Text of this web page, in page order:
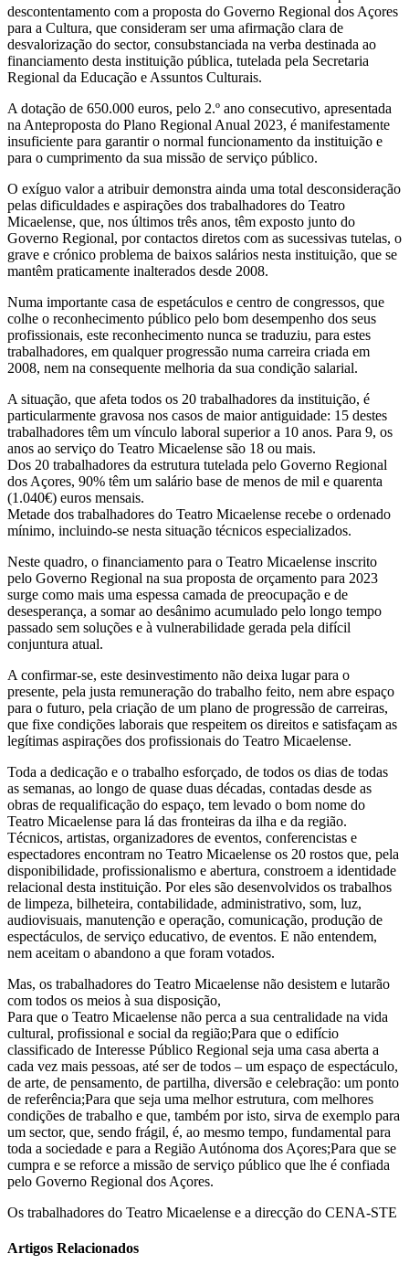
descontentamento com a proposta do Governo Regional dos Açores
para a Cultura, que consideram ser uma afirmação clara de
desvalorização do sector, consubstanciada na verba destinada ao
financiamento desta instituição pública, tutelada pela Secretaria
Regional da Educação e Assuntos Culturais.
A dotação de 650.000 euros, pelo 2.º ano consecutivo, apresentada
na Anteproposta do Plano Regional Anual 2023, é manifestamente
insuficiente para garantir o normal funcionamento da instituição e
para o cumprimento da sua missão de serviço público.
O exíguo valor a atribuir demonstra ainda uma total desconsideração
pelas dificuldades e aspirações dos trabalhadores do Teatro
Micaelense, que, nos últimos três anos, têm exposto junto do
Governo Regional, por contactos diretos com as sucessivas tutelas, o
grave e crónico problema de baixos salários nesta instituição, que se
mantêm praticamente inalterados desde 2008.
Numa importante casa de espetáculos e centro de congressos, que
colhe o reconhecimento público pelo bom desempenho dos seus
profissionais, este reconhecimento nunca se traduziu, para estes
trabalhadores, em qualquer progressão numa carreira criada em
2008, nem na consequente melhoria da sua condição salarial.
A situação, que afeta todos os 20 trabalhadores da instituição, é
particularmente gravosa nos casos de maior antiguidade: 15 destes
trabalhadores têm um vínculo laboral superior a 10 anos. Para 9, os
anos ao serviço do Teatro Micaelense são 18 ou mais.
Dos 20 trabalhadores da estrutura tutelada pelo Governo Regional
dos Açores, 90% têm um salário base de menos de mil e quarenta
(1.040€) euros mensais.
Metade dos trabalhadores do Teatro Micaelense recebe o ordenado
mínimo, incluindo-se nesta situação técnicos especializados.
Neste quadro, o financiamento para o Teatro Micaelense inscrito
pelo Governo Regional na sua proposta de orçamento para 2023
surge como mais uma espessa camada de preocupação e de
desesperança, a somar ao desânimo acumulado pelo longo tempo
passado sem soluções e à vulnerabilidade gerada pela difícil
conjuntura atual.
A confirmar-se, este desinvestimento não deixa lugar para o
presente, pela justa remuneração do trabalho feito, nem abre espaço
para o futuro, pela criação de um plano de progressão de carreiras,
que fixe condições laborais que respeitem os direitos e satisfaçam as
legítimas aspirações dos profissionais do Teatro Micaelense.
Toda a dedicação e o trabalho esforçado, de todos os dias de todas
as semanas, ao longo de quase duas décadas, contadas desde as
obras de requalificação do espaço, tem levado o bom nome do
Teatro Micaelense para lá das fronteiras da ilha e da região.
Técnicos, artistas, organizadores de eventos, conferencistas e
espectadores encontram no Teatro Micaelense os 20 rostos que, pela
disponibilidade, profissionalismo e abertura, constroem a identidade
relacional desta instituição. Por eles são desenvolvidos os trabalhos
de limpeza, bilheteira, contabilidade, administrativo, som, luz,
audiovisuais, manutenção e operação, comunicação, produção de
espectáculos, de serviço educativo, de eventos. E não entendem,
nem aceitam o abandono a que foram votados.
Mas, os trabalhadores do Teatro Micaelense não desistem e lutarão
com todos os meios à sua disposição,
Para que o Teatro Micaelense não perca a sua centralidade na vida
cultural, profissional e social da região;Para que o edifício
classificado de Interesse Público Regional seja uma casa aberta a
cada vez mais pessoas, até ser de todos – um espaço de espectáculo,
de arte, de pensamento, de partilha, diversão e celebração: um ponto
de referência;Para que seja uma melhor estrutura, com melhores
condições de trabalho e que, também por isto, sirva de exemplo para
um sector, que, sendo frágil, é, ao mesmo tempo, fundamental para
toda a sociedade e para a Região Autónoma dos Açores;Para que se
cumpra e se reforce a missão de serviço público que lhe é confiada
pelo Governo Regional dos Açores.
Os trabalhadores do Teatro Micaelense e a direcção do CENA-STE
Artigos Relacionados